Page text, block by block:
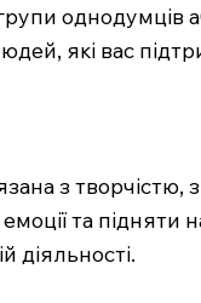
однодумців
які вас
з
та
діяльності.